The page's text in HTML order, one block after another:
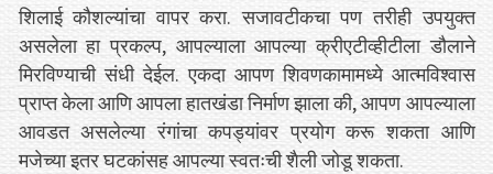
शिलाई कौशल्यांचा वापर करा. सजावटीकचा पण तरीही उपयुक्त
असलेला हा प्रकल्प, आपल्याला आपल्या क्रीएटीव्हीटीला डौलाने
मिरविण्याची संधी देईल. एकदा आपण शिवणकामामध्ये आत्मविश्वास
प्राप्त केला आणि आपला हातखंडा निर्माण झाला की, आपण आपल्याला
आवडत असलेल्या रंगांचा कपड्यांवर प्रयोग करू शकता आणि
मजेच्या इतर घटकांसह आपल्या स्वतःची शैली जोडू शकता.